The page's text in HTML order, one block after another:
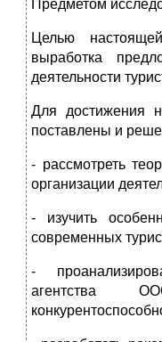
Предметом
Целью
выработка
деятельности
Для достижения
поставлены и
- рассмотреть
организации
- изучить
современных
-
агентства